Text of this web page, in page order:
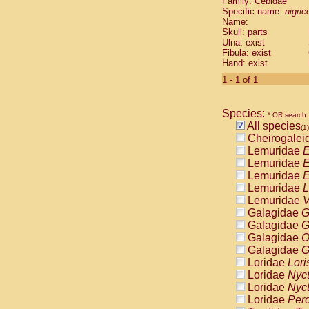
Cebidae
Cebidae
Cebidae
Cebidae
Cebidae
Cebidae
Cebidae
Cebidae
Cebidae
Cebidae
Cebidae
Cebidae
Atelidae
Atelidae
Atelidae
Atelidae
Atelidae
Atelidae
Atelidae
Atelidae
Atelidae
Atelidae
Pitheciidae
Specific name:
Name:
Skull: parts
Ulna: exist
Fibula: exist
Hand: exist
1 - 1 of 1
Species: * OR search
All species(1)
Lemuridae
Lemuridae
Lemuridae
Lemuridae
Lemuridae
Galagidae
Galagidae
Galagidae
Galagidae
Loridae
Loridae
Loridae
Loridae